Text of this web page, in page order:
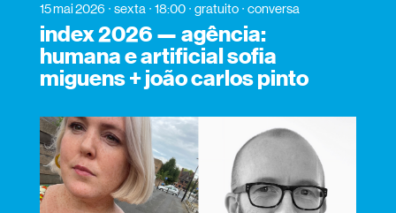
15 mai 2026 sexta 18:00 gratuito conversa
index 2026 — agência:
humana e artificial sofia
miguens + joão carlos pinto